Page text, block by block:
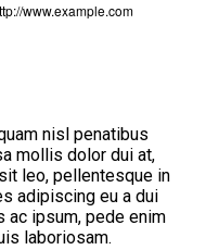
www.example.com
nisl penatibus
mollis dolor dui at,
leo, pellentesque in
adipiscing eu a dui
ac ipsum, pede enim
laboriosam.